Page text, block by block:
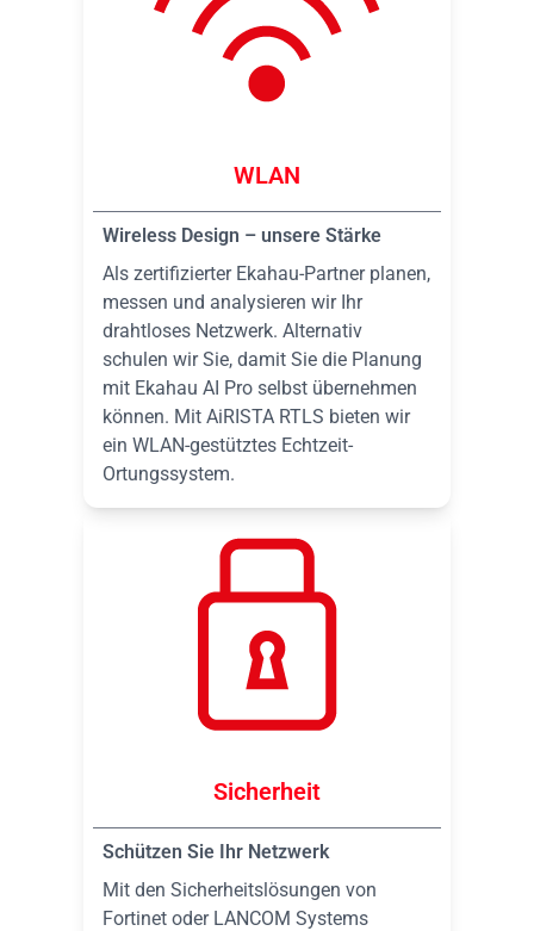
WLAN
Wireless Design – unsere Stärke
Als zertifizierter Ekahau-Partner planen,
messen und analysieren wir Ihr
drahtloses Netzwerk. Alternativ
schulen wir Sie, damit Sie die Planung
mit Ekahau AI Pro selbst übernehmen
können. Mit AiRISTA RTLS bieten wir
ein WLAN-gestütztes Echtzeit-
Ortungssystem.
Sicherheit
Schützen Sie Ihr Netzwerk
Mit den Sicherheitslösungen von
Fortinet oder LANCOM Systems